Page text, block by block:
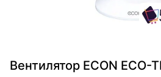
Вентилятор ECON ECO-